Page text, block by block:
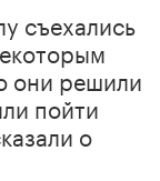
съехались
они решили
пойти
о